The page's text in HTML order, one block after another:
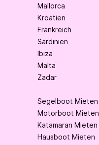
Mallorca
Kroatien
Frankreich
Sardinien
Ibiza
Malta
Zadar
Segelboot Mieten
Motorboot Mieten
Katamaran Mieten
Hausboot Mieten